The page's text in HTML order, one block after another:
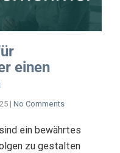
einen
| No Comments
ein bewährtes
zu gestalten